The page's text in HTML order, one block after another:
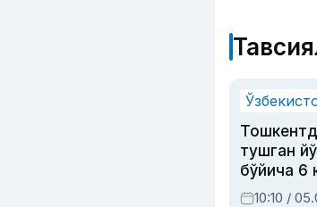
тушган
бўйича 6
ҳукми
10:10 /